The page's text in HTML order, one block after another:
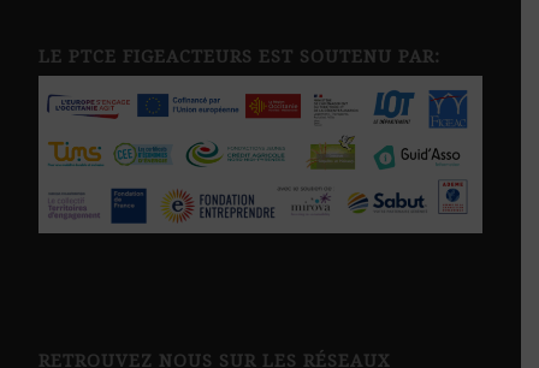
LE PTCE FIGEACTEURS EST SOUTENU PAR:
RETROUVEZ NOUS SUR LES RÉSEAUX